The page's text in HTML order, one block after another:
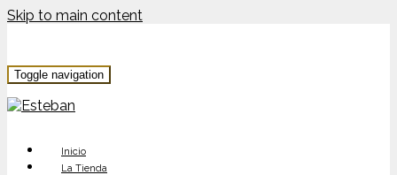
Skip to main content
Toggle navigation
Inicio
La Tienda